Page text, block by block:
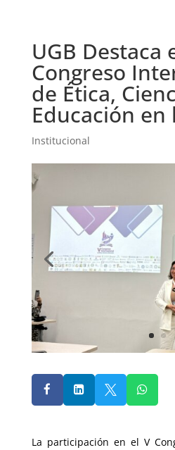
UGB Destaca
Congreso
de Ética,
Educación en
Institucional
   
La participación en el V